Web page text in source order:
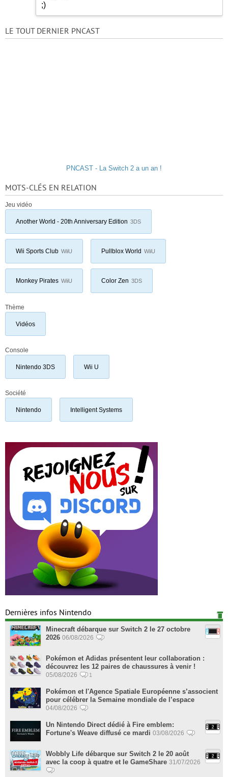
;)
LE TOUT DERNIER PNCAST
PNCAST - La Switch 2 a un an !
MOTS-CLÉS EN RELATION
Jeu vidéo
Another World - 20th Anniversary Edition 3DS
Wii Sports Club WiiU Pullblox World WiiU
Monkey Pirates WiiU Color Zen 3DS
Thème
Vidéos
Console
Nintendo 3DS Wii U
Société
Nintendo Intelligent Systems
Dernières infos Nintendo
Minecraft débarque sur Switch 2 le 27 octobre
2026 06/08/2026
Pokémon et Adidas présentent leur collaboration :
découvrez les 12 paires de chaussures à venir !
05/08/2026 1
Pokémon et l'Agence Spatiale Européenne s’associent
pour célébrer la Semaine mondiale de l’espace
04/08/2026
Un Nintendo Direct dédié à Fire emblem:
Fortune's Weave diffusé ce mardi 03/08/2026
Wobbly Life débarque sur Switch 2 le 20 août
avec la coop à quatre et le GameShare 31/07/2026